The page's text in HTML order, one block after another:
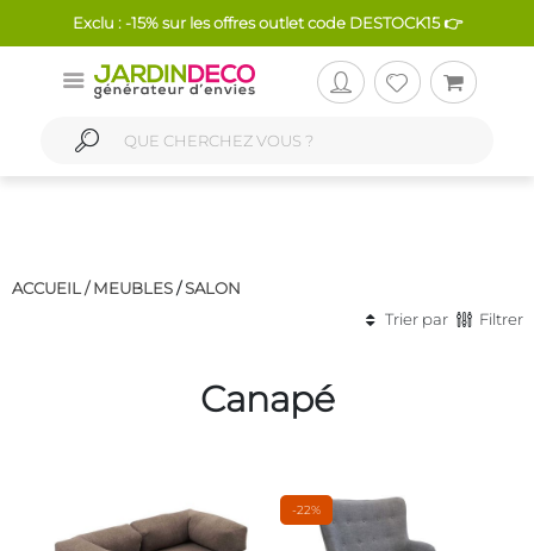
Exclu : -15% sur les offres outlet code DESTOCK15 👉
ACCUEIL / MEUBLES/SALON
Trier par
Filtrer
Canapé
-22%